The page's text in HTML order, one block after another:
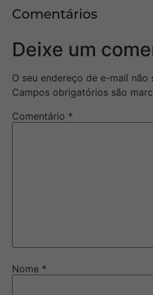
Comentários
Deixe um
O seu endereço de e-mail não
Campos obrigatórios são
Comentário *
Nome *